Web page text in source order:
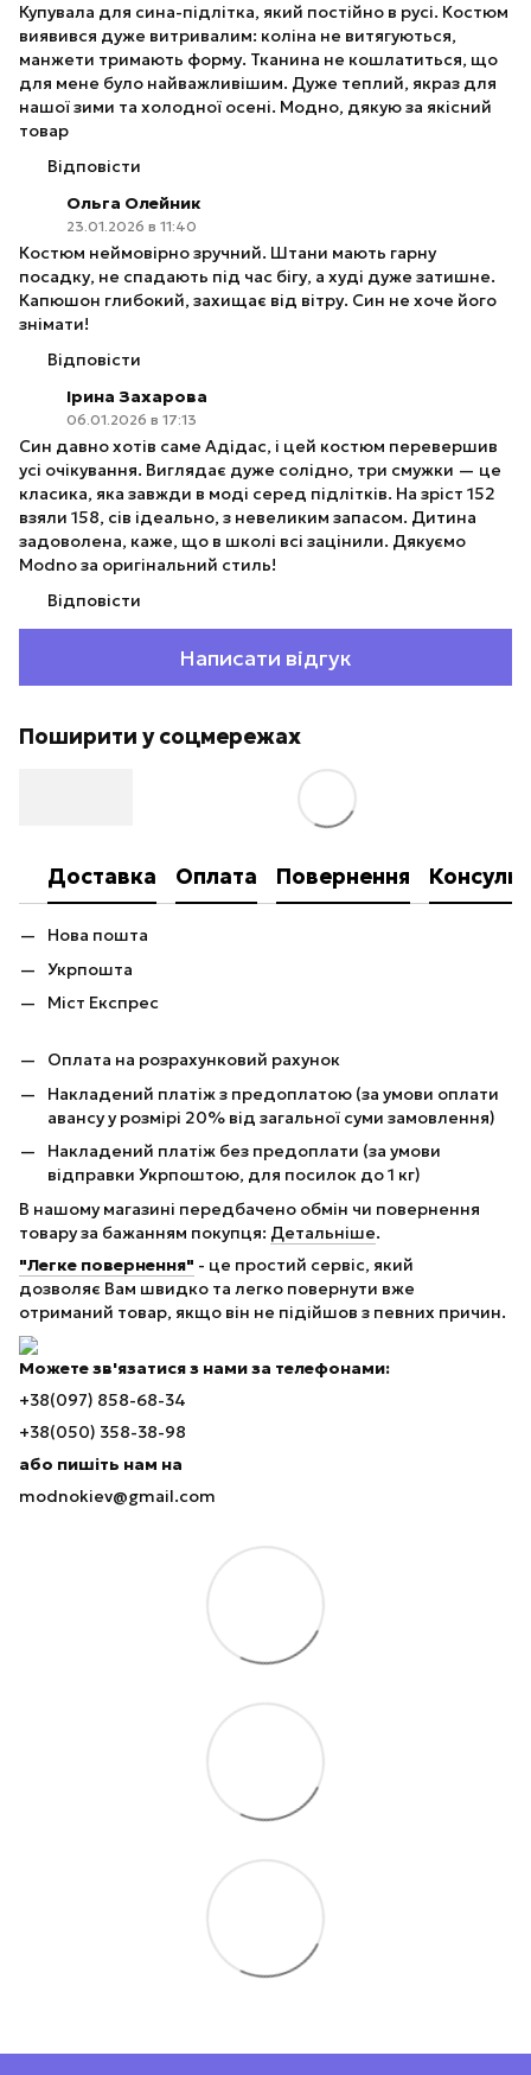
Купувала для сина-підлітка, який постійно в русі. Костюм
виявився дуже витривалим: коліна не витягуються,
манжети тримають форму. Тканина не кошлатиться, що
для мене було найважливішим. Дуже теплий, якраз для
нашої зими та холодної осені. Модно, дякую за якісний
товар
Відповісти
Ольга Олейник
23.01.2026 в 11:40
Костюм неймовірно зручний. Штани мають гарну
посадку, не спадають під час бігу, а худі дуже затишне.
Капюшон глибокий, захищає від вітру. Син не хоче його
знімати!
Відповісти
Ірина Захарова
06.01.2026 в 17:13
Син давно хотів саме Адідас, і цей костюм перевершив
усі очікування. Виглядає дуже солідно, три смужки — це
класика, яка завжди в моді серед підлітків. На зріст 152
взяли 158, сів ідеально, з невеликим запасом. Дитина
задоволена, каже, що в школі всі зацінили. Дякуємо
Modno за оригінальний стиль!
Відповісти
Написати відгук
Поширити у соцмережах
Доставка Оплата Повернення
Нова пошта
Укрпошта
Міст Експрес
Оплата на розрахунковий рахунок
Накладений платіж з предоплатою (за умови оплати
авансу у розмірі 20% від загальної суми замовлення)
Накладений платіж без предоплати (за умови
відправки Укрпоштою, для посилок до 1 кг)
В нашому магазині передбачено обмін чи повернення
товару за бажанням покупця: Детальніше.
"Легке повернення" - це простий сервіс, який
дозволяє Вам швидко та легко повернути вже
отриманий товар, якщо він не підійшов з певних причин.
Можете зв'язатися з нами за телефонами:
+38(097) 858-68-34
+38(050) 358-38-98
або пишіть нам на
modnokiev@gmail.com